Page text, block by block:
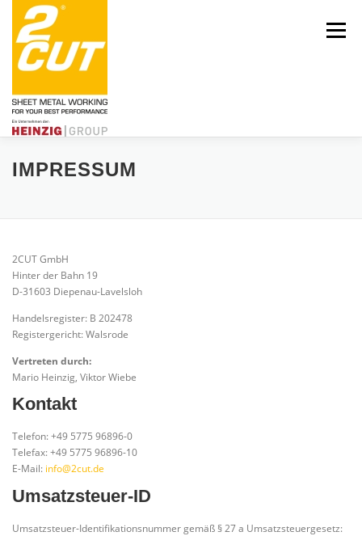
Inhalt
springen
Menü
Kontakt HEINZIG|GROUP
IMPRESSUM
2CUT GmbH
Hinter der Bahn 19
D-31603 Diepenau-Lavelsloh
Handelsregister: B 202478
Registergericht: Walsrode
Vertreten durch:
Mario Heinzig, Viktor Wiebe
Kontakt
Telefon: +49 5775 96896-0
Telefax: +49 5775 96896-10
E-Mail: info@2cut.de
Umsatzsteuer-ID
Umsatzsteuer-Identifikationsnummer gemäß § 27 a Umsatzsteuergesetz: